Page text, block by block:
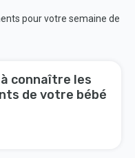
pour votre semaine de
connaître les
de votre bébé